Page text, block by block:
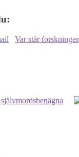
Var står